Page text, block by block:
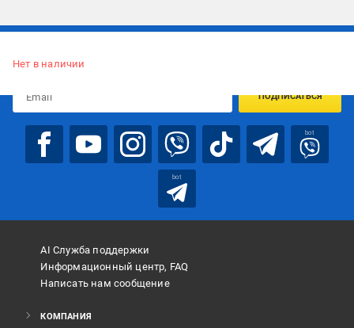
Нет в наличии
ПОДПИСАТЬСЯ
bot
bot
AI Служба поддержки
Информационный центр, FAQ
Написать нам сообщение
КОМПАНИЯ